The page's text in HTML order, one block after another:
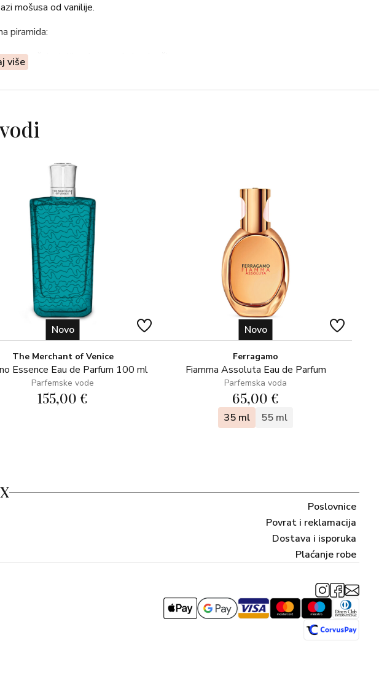
mošusa od vanilije.
piramida:
trešnja, talijanska mandarina, kruška
gardenija, ruža, listovi ljubičice
više
Novo
The Merchant of Venice
Essence Eau de Parfum 100 ml
Parfemske vode
155,00 €
Novo
Ferragamo
Fiamma Assoluta Eau de Parfum
Parfemska voda
65,00 €
35 ml 55 ml
Poslovnice
Povrat i reklamacija
Dostava i isporuka
Plaćanje robe